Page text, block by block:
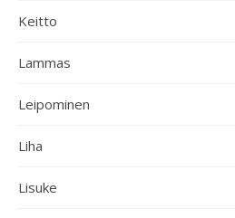
Keitto
Lammas
Leipominen
Liha
Lisuke